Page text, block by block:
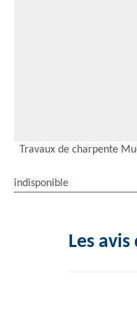
Travaux de charpente
indisponible
Les